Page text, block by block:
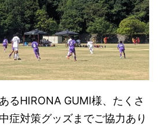
るHIRONA GUMI様、たくさ
症対策グッズまでご協力あり